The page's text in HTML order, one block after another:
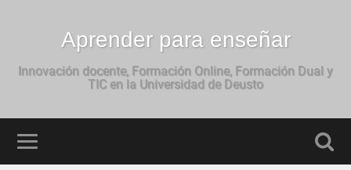
Aprender para enseñar
Innovación docente, Formación Online, Formación Dual y
TIC en la Universidad de Deusto